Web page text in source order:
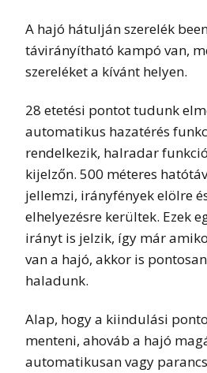
A hajó hátulján szerelék
távirányítható kampó van,
szereléket a kívánt helyen.
28 etetési pontot tudunk
automatikus hazatérés
rendelkezik, halradar
kijelzőn. 500 méteres
jellemzi, irányfények elölre
elhelyezésre kerültek. Ezek
irányt is jelzik, így már
van a hajó, akkor is
haladunk.
Alap, hogy a kiindulási
menteni, ahováb a hajó
automatikusan vagy